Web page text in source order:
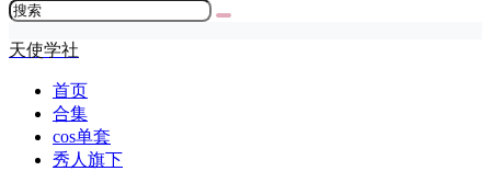
天使学社
首页
合集
cos单套
秀人旗下